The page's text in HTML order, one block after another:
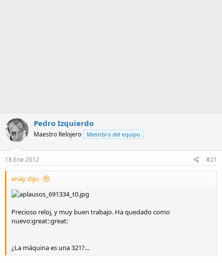
Pedro Izquierdo
Maestro Relojero Miembro del equipo
18 Ene 2012 #21
enay dijo:
Precioso reloj, y muy buen trabajo. Ha quedado como
nuevo:great::great:
¿La máquina es una 321?...